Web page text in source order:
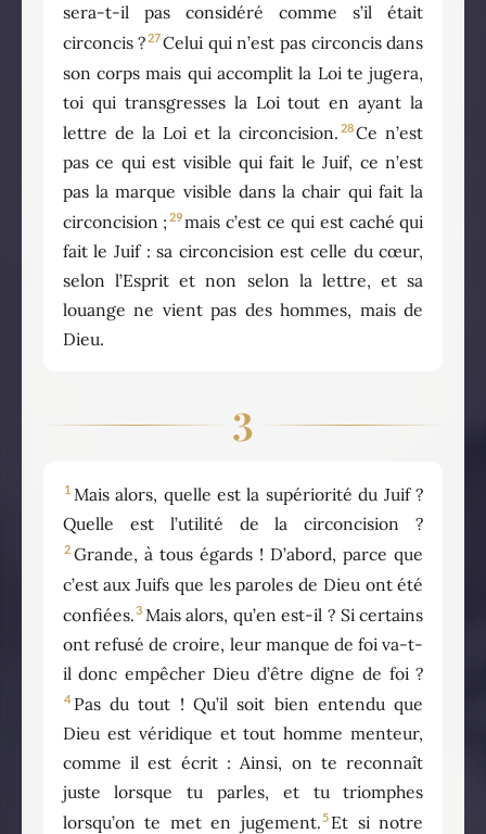
sera-t-il pas considéré comme s’il était
circoncis ?27Celui qui n’est pas circoncis dans
son corps mais qui accomplit la Loi te jugera,
toi qui transgresses la Loi tout en ayant la
lettre de la Loi et la circoncision. 28Ce n’est
pas ce qui est visible qui fait le Juif, ce n’est
pas la marque visible dans la chair qui fait la
circoncision ; 29mais c’est ce qui est caché qui
fait le Juif : sa circoncision est celle du cœur,
selon l’Esprit et non selon la lettre, et sa
louange ne vient pas des hommes, mais de
Dieu.
3
1 Mais alors, quelle est la supériorité du Juif ?
Quelle est l’utilité de la circoncision ?
2 Grande, à tous égards ! D’abord, parce que
c’est aux Juifs que les paroles de Dieu ont été
confiées. 3 Mais alors, qu’en est-il ? Si certains
ont refusé de croire, leur manque de foi va-t-
il donc empêcher Dieu d’être digne de foi ?
4 Pas du tout ! Qu’il soit bien entendu que
Dieu est véridique et tout homme menteur,
comme il est écrit : Ainsi, on te reconnaît
juste lorsque tu parles, et tu triomphes
lorsqu’on te met en jugement.5 Et si notre